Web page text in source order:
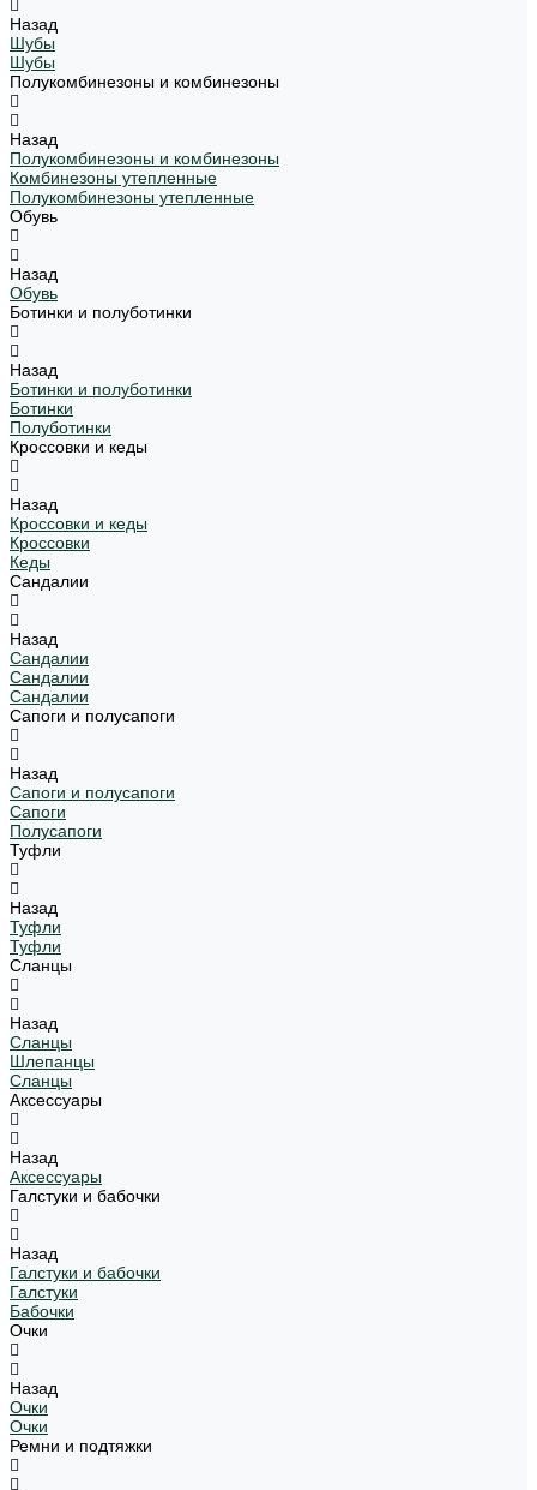
Назад
Шубы
Шубы
Полукомбинезоны и комбинезоны
Назад
Полукомбинезоны и комбинезоны
Комбинезоны утепленные
Полукомбинезоны утепленные
Обувь
Назад
Обувь
Ботинки и полуботинки
Назад
Ботинки и полуботинки
Ботинки
Полуботинки
Кроссовки и кеды
Назад
Кроссовки и кеды
Кроссовки
Кеды
Сандалии
Назад
Сандалии
Сандалии
Сандалии
Сапоги и полусапоги
Назад
Сапоги и полусапоги
Сапоги
Полусапоги
Туфли
Назад
Туфли
Туфли
Сланцы
Назад
Сланцы
Шлепанцы
Сланцы
Аксессуары
Назад
Аксессуары
Галстуки и бабочки
Назад
Галстуки и бабочки
Галстуки
Бабочки
Очки
Назад
Очки
Очки
Ремни и подтяжки